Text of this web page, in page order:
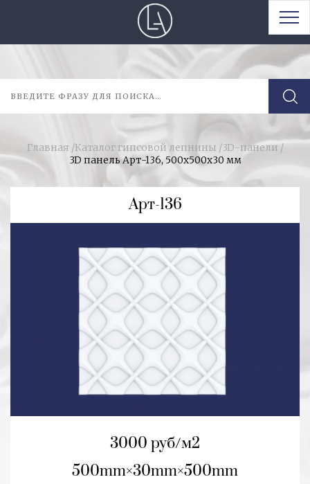
Главная /Каталог гипсовой лепнины /3D-панели/
3D панель Арт-136, 500х500х30 мм
Арт-136
3000 руб/м2
500mm 30mm 500mm